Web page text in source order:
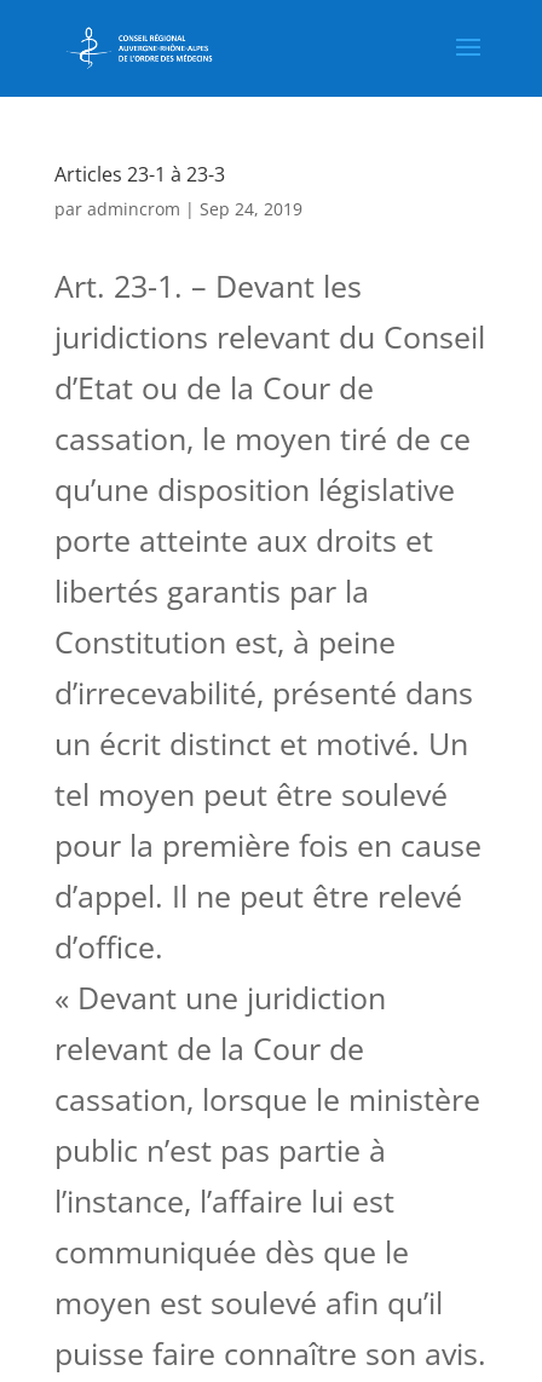
Articles 23-1 à 23-3
par admincrom | Sep 24, 2019
Art. 23-1. – Devant les
juridictions relevant du Conseil
d’Etat ou de la Cour de
cassation, le moyen tiré de ce
qu’une disposition législative
porte atteinte aux droits et
libertés garantis par la
Constitution est, à peine
d’irrecevabilité, présenté dans
un écrit distinct et motivé. Un
tel moyen peut être soulevé
pour la première fois en cause
d’appel. Il ne peut être relevé
d’office.
« Devant une juridiction
relevant de la Cour de
cassation, lorsque le ministère
public n’est pas partie à
l’instance, l’affaire lui est
communiquée dès que le
moyen est soulevé afin qu’il
puisse faire connaître son avis.